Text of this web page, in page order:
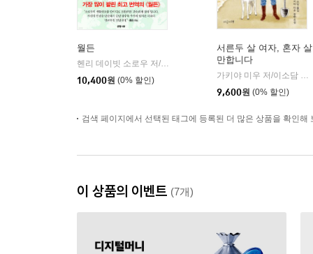
월든
은행나무
10,400원 (0% 할인)
서른두 살 여자, 혼자 살
만합니다
9,600원 (0% 할인)
검색 페이지에서 선택된 태그에 등록된 더 많은 상품을 확인해
이 상품의 이벤트 (7개)